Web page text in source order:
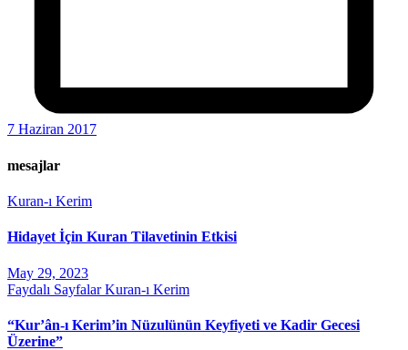
7 Haziran 2017
mesajlar
Kuran-ı Kerim
Hidayet İçin Kuran Tilavetinin Etkisi
May 29, 2023
Faydalı SayfalarKuran-ı Kerim
“Kur’ân-ı Kerim’in Nüzulünün Keyfiyeti ve Kadir Gecesi
Üzerine”